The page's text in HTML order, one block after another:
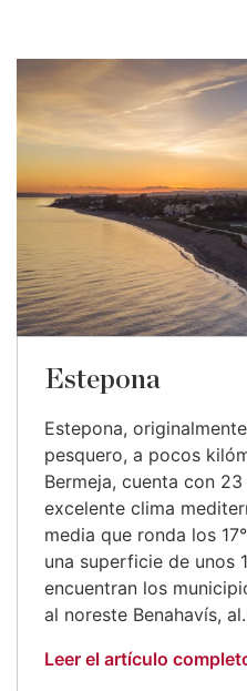
Estepona
Estepona,
pesquero, a pocos
Bermeja, cuenta con
excelente clima
media que ronda los
una superficie de unos
encuentran los
al noreste Benahavís,
Leer el artículo